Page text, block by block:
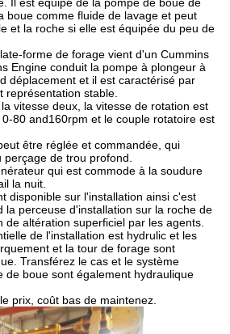
boue comme fluide de lavage et peut
et la roche si elle est équipée du peu de
forme de forage vient d'un Cummins
Engine conduit la pompe à plongeur à
déplacement et il est caractérisé par
représentation stable.
vitesse deux, la vitesse de rotation est
80 and160rpm et le couple rotatoire est
être réglée et commandée, qui
de trou profond.
qui est commode à la soudure
la nuit.
disponible sur l'installation ainsi c'est
la perceuse d'installation sur la roche de
de altération superficiel par les agents.
de l'installation est hydrulic et les
et la tour de forage sont
Transférez le cas et le système
de boue sont également hydraulique
prix, coût bas de maintenez.